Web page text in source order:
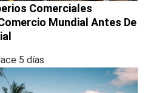
Comerciales
Mundial Antes De
5 días